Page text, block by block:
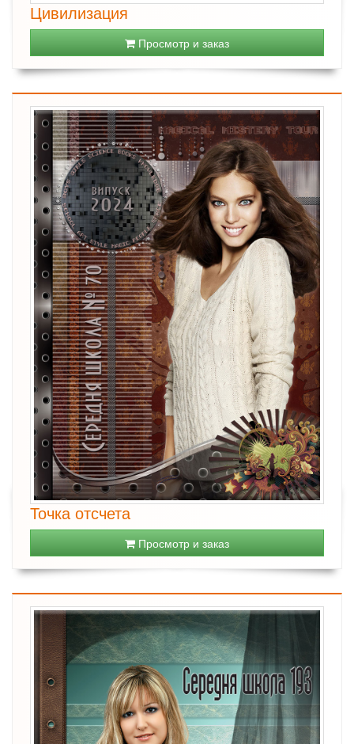
Цивилизация
Просмотр и заказ
Точка отсчета
Просмотр и заказ